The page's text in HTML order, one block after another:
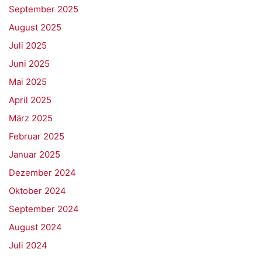
September 2025
August 2025
Juli 2025
Juni 2025
Mai 2025
April 2025
März 2025
Februar 2025
Januar 2025
Dezember 2024
Oktober 2024
September 2024
August 2024
Juli 2024